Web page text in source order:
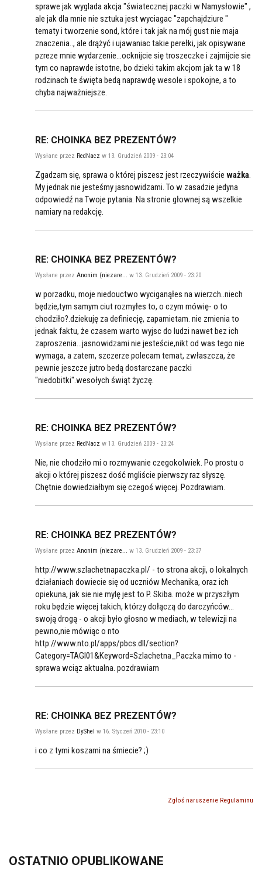
sprawe jak wyglada akcja "światecznej paczki w Namysłowie" ,
ale jak dla mnie nie sztuka jest wyciagac "zapchajdziure "
tematy i tworzenie sond, które i tak jak na mój gust nie maja
znaczenia.., ale drążyć i ujawaniac takie perełki, jak opisywane
pzreze mnie wydarzenie...ocknijcie się troszeczke i zajmijcie sie
tym co naprawde istotne, bo dzieki takim akcjom jak ta w 18
rodzinach te święta bedą naprawdę wesole i spokojne, a to
chyba najważniejsze.
RE: CHOINKA BEZ PREZENTÓW?
Wysłane przez RedNacz w 13. Grudzień 2009 - 23:04
Zgadzam się, sprawa o której piszesz jest rzeczywiście ważka
My jednak nie jesteśmy jasnowidzami. To w zasadzie jedyna
odpowiedź na Twoje pytania. Na stronie głownej są wszelkie
namiary na redakcję.
RE: CHOINKA BEZ PREZENTÓW?
Wysłane przez Anonim (niezare... w 13. Grudzień 2009 - 23:20
w porzadku, moje niedouctwo wyciganąłes na wierzch..niech
będzie,tym samym ciut rozmyłes to, o czym mówię- o to
chodziło?.dziekuję za definiecję, zapamietam. nie zmienia to
jednak faktu, że czasem warto wyjsc do ludzi nawet bez ich
zaproszenia...jasnowidzami nie jesteście,nikt od was tego nie
wymaga, a zatem, szczerze polecam temat, zwłaszcza, że
pewnie jeszcze jutro bedą dostarczane paczki
"niedobitki".wesołych świąt życzę.
RE: CHOINKA BEZ PREZENTÓW?
Wysłane przez RedNacz w 13. Grudzień 2009 - 23:24
Nie, nie chodziło mi o rozmywanie czegokolwiek. Po prostu o
akcji o której piszesz dość mgliście pierwszy raz słyszę.
Chętnie dowiedziałbym się czegoś więcej. Pozdrawiam.
RE: CHOINKA BEZ PREZENTÓW?
Wysłane przez Anonim (niezare... w 13. Grudzień 2009 - 23:37
http://www.szlachetnapaczka.pl/ - to strona akcji, o lokalnych
działaniach dowiecie się od uczniów Mechanika, oraz ich
opiekuna, jak sie nie mylę jest to P. Skiba. może w przyszłym
roku będzie więcej takich, którzy dołączą do darczyńców...
swoją drogą - o akcji było głosno w mediach, w telewizji na
pewno,nie mówiąc o nto
http://www.nto.pl/apps/pbcs.dll/section?
Category=TAGI01&Keyword=Szlachetna_Paczka mimo to -
sprawa wciąz aktualna. pozdrawiam
RE: CHOINKA BEZ PREZENTÓW?
Wysłane przez DyShel w 16. Styczeń 2010 - 23:10
i co z tymi koszami na śmiecie? ;)
Zgłoś naruszenie Regulaminu
OSTATNIO OPUBLIKOWANE